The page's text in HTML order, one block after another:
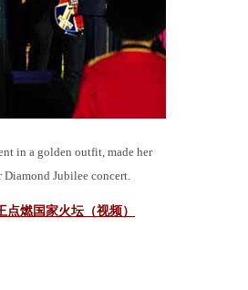
in a golden outfit, made her
Diamond Jubilee concert.
点燃国家火坛（视频 ）